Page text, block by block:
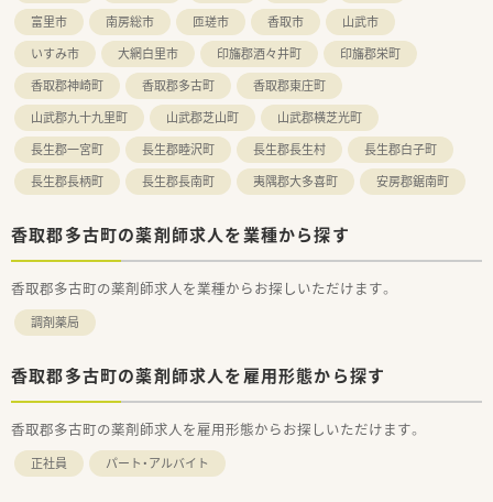
富里市
南房総市 匝瑳市 香取市
山武市
いすみ市
大網白里市 印旛郡酒々井町
印旛郡栄町
香取郡神崎町
香取郡多古町
香取郡東庄町
山武郡九十九里町
山武郡芝山町
山武郡横芝光町
長生郡一宮町
長生郡睦沢町 長生郡長生村
長生郡白子町
長生郡長柄町
長生郡長南町 夷隅郡大多喜町 安房郡鋸南町
香取郡多古町の薬剤師求人を業種から探す
香取郡多古町の薬剤師求人を業種からお探しいただけます。
調剤薬局
香取郡多古町の薬剤師求人を雇用形態から探す
香取郡多古町の薬剤師求人を雇用形態からお探しいただけます。
正社員 パート・アルバイト